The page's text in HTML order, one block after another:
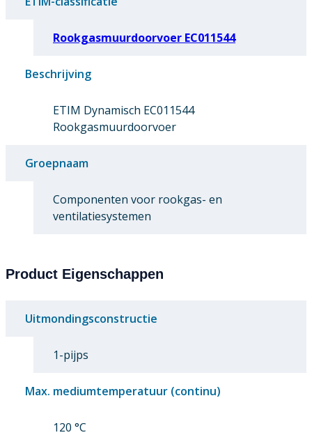
Rookgasmuurdoorvoer EC011544
Beschrijving
ETIM Dynamisch EC011544
Rookgasmuurdoorvoer
Groepnaam
Componenten voor rookgas- en
ventilatiesystemen
Product Eigenschappen
Uitmondingsconstructie
1-pijps
Max. mediumtemperatuur (continu)
120 °C